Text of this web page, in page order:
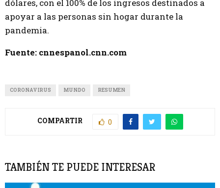
dólares, con el 100% de los ingresos destinados a
apoyar a las personas sin hogar durante la
pandemia.
Fuente: cnnespanol.cnn.com
CORONAVIRUS MUNDO RESUMEN
COMPARTIR 0
TAMBIÉN TE PUEDE INTERESAR